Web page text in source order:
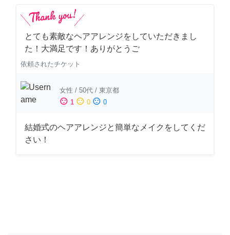
とても素敵なヘアアレンジをしていただきまし
た！大満足です！ありがとうご
依頼されたチケット
女性 / 50代 / 東京都
sentiment_satisfied 1 sentiment_neutral 0 sentiment_dissatisfied 0
結婚式のヘアアレンジと簡単なメイクをしてくだ
さい！